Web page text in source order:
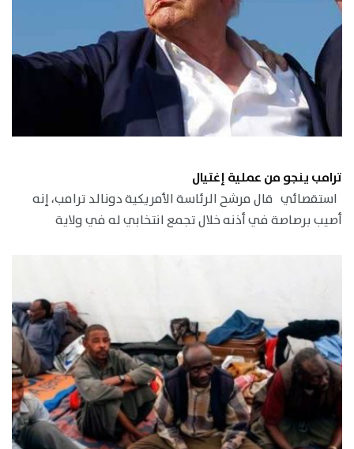
ترامب ينجو من عملية إغتيال
استقصائي قال مرشح الرئاسة الأمريكية دونالد ترامب، إنه
أصيب برصاصة في أذنه خلال تجمع انتخابي له في ولاية